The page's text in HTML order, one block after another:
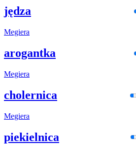
jędza
Megiera
arogantka
Megiera
cholernica
Megiera
piekielnica